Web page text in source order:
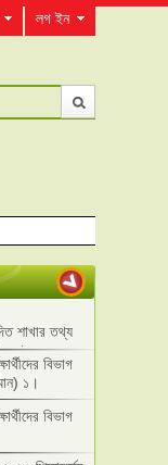
লগ ইন
শাখার তথ্য
তথ্য
বিভাগ
১।
বিভাগ